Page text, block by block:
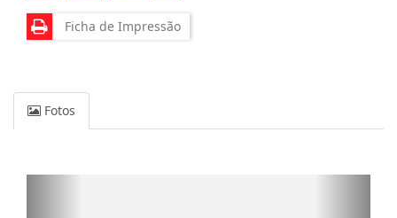
Ficha de Impressão
Fotos